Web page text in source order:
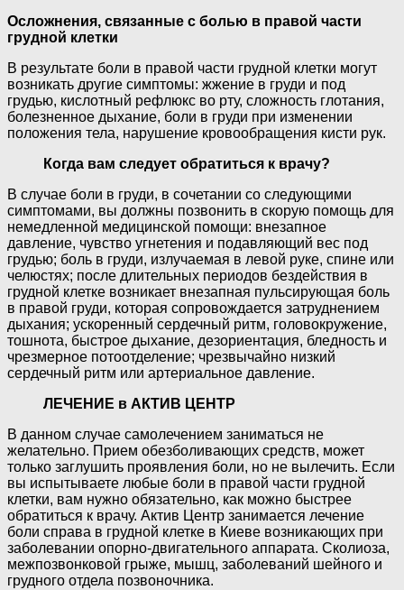
Осложнения, связанные с болью в правой части
грудной клетки
В результате боли в правой части грудной клетки могут
возникать другие симптомы: жжение в груди и под
грудью, кислотный рефлюкс во рту, сложность глотания,
болезненное дыхание, боли в груди при изменении
положения тела, нарушение кровообращения кисти рук.
Когда вам следует обратиться к врачу?
В случае боли в груди, в сочетании со следующими
симптомами, вы должны позвонить в скорую помощь для
немедленной медицинской помощи: внезапное
давление, чувство угнетения и подавляющий вес под
грудью; боль в груди, излучаемая в левой руке, спине или
челюстях; после длительных периодов бездействия в
грудной клетке возникает внезапная пульсирующая боль
в правой груди, которая сопровождается затруднением
дыхания; ускоренный сердечный ритм, головокружение,
тошнота, быстрое дыхание, дезориентация, бледность и
чрезмерное потоотделение; чрезвычайно низкий
сердечный ритм или артериальное давление.
ЛЕЧЕНИЕ в АКТИВ ЦЕНТР
В данном случае самолечением заниматься не
желательно. Прием обезболивающих средств, может
только заглушить проявления боли, но не вылечить. Если
вы испытываете любые боли в правой части грудной
клетки, вам нужно обязательно, как можно быстрее
обратиться к врачу. Актив Центр занимается лечение
боли справа в грудной клетке в Киеве возникающих при
заболевании опорно-двигательного аппарата. Сколиоза,
межпозвонковой грыже, мышц, заболеваний шейного и
грудного отдела позвоночника.